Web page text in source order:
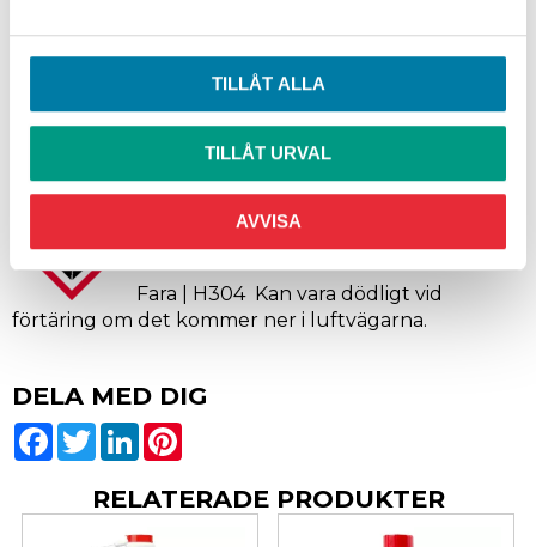
TILLÅT ALLA
TILLÅT URVAL
AVVISA
Fara | H304 Kan vara dödligt vid
förtäring om det kommer ner i luftvägarna.
DELA MED DIG
Facebook
TwitterLinkedIn
RELATERADE PRODUKTER